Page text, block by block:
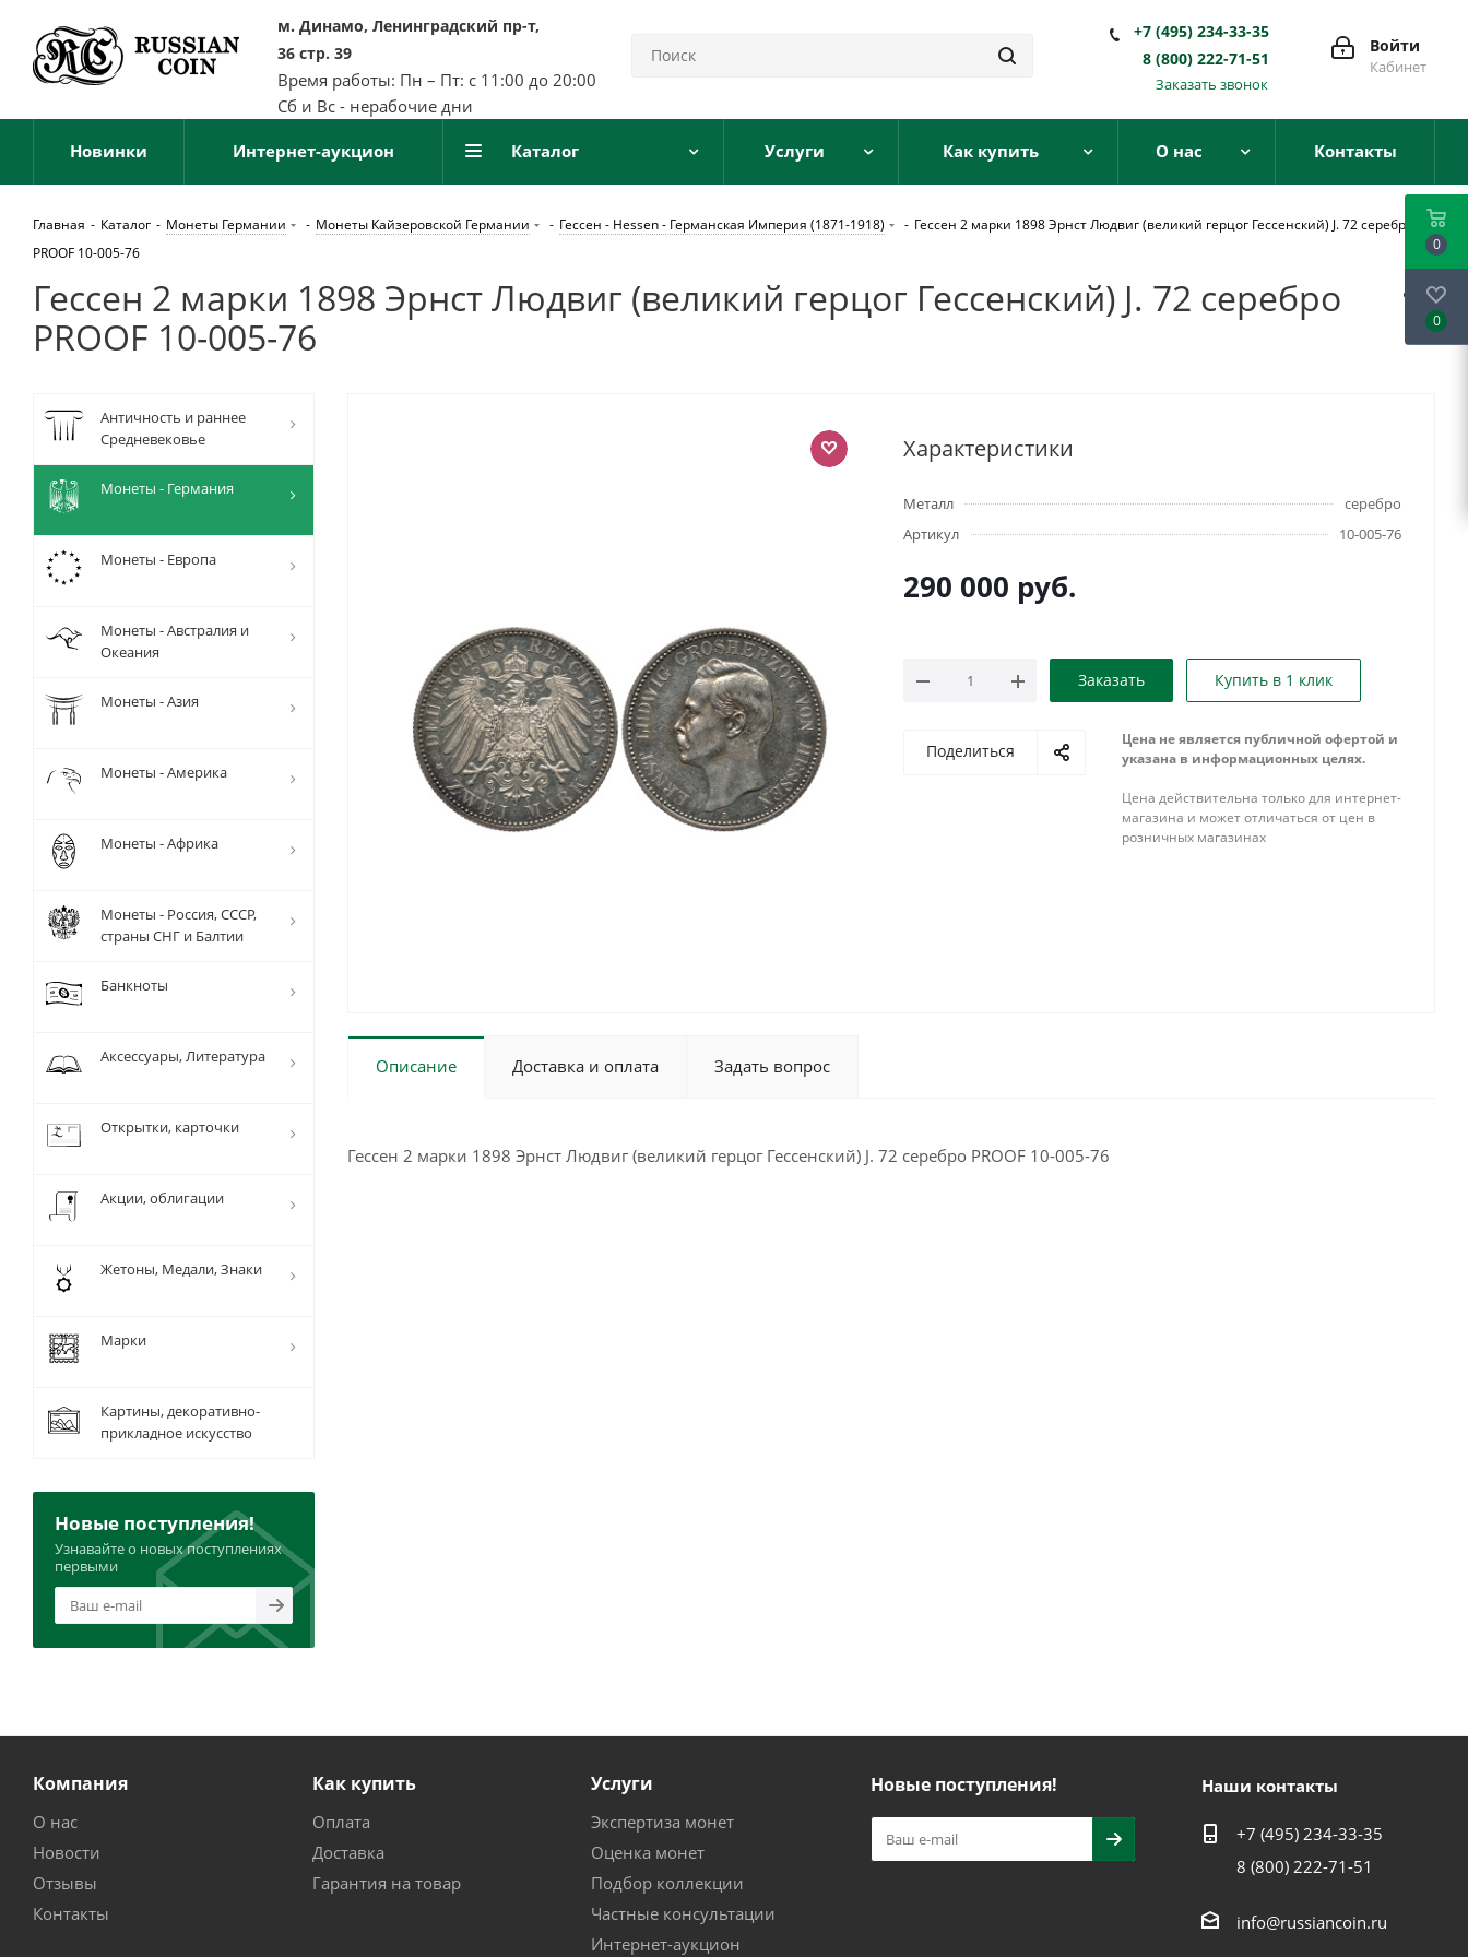
м. Динамо, Ленинградский пр-т,
36 стр. 39
Время работы: Пн – Пт: с 11:00 до 20:00
Сб и Вс - нерабочие дни
Войти
Кабинет
+7 (495) 234-33-35
8 (800) 222-71-51
Заказать звонок
Новинки Интернет-аукцион Каталог Услуги Как купить О нас Контакты
Главная - Каталог - Монеты Германии - Монеты Кайзеровской Германии - Гессен - Hessen - Германская Империя (1871-1918) - Гессен 2 марки 1898 Эрнст Людвиг (великий герцог Гессенский) J. 72 серебро
PROOF 10-005-76
Гессен 2 марки 1898 Эрнст Людвиг (великий герцог Гессенский) J. 72 серебро
PROOF 10-005-76
Характеристики
Металл
серебро
Артикул
10-005-76
290 000 руб.
Заказать Купить в 1 клик
Поделиться
Цена не является публичной офертой и
указана в информационных целях.
Цена действительна только для интернет-
магазина и может отличаться от цен в
розничных магазинах
Описание Доставка и оплата Задать вопрос
Гессен 2 марки 1898 Эрнст Людвиг (великий герцог Гессенский) J. 72 серебро PROOF 10-005-76
Античность и раннее
Средневековье
Монеты - Германия
Монеты - Европа
Монеты - Австралия и
Океания
Монеты - Азия
Монеты - Америка
Монеты - Африка
Монеты - Россия, СССР,
страны СНГ и Балтии
Банкноты
Аксессуары, Литература
Открытки, карточки
Акции, облигации
Жетоны, Медали, Знаки
Марки
Картины, декоративно-
прикладное искусство
Новые поступления!
Узнавайте о новых поступлениях
первыми
Компания
О нас
Новости
Отзывы
Контакты
Как купить
Оплата
Доставка
Гарантия на товар
Услуги
Экспертиза монет
Оценка монет
Подбор коллекции
Частные консультации
Интернет-аукцион
Новые поступления! Наши контакты
+7 (495) 234-33-35
8 (800) 222-71-51
info@russiancoin.ru
0
0